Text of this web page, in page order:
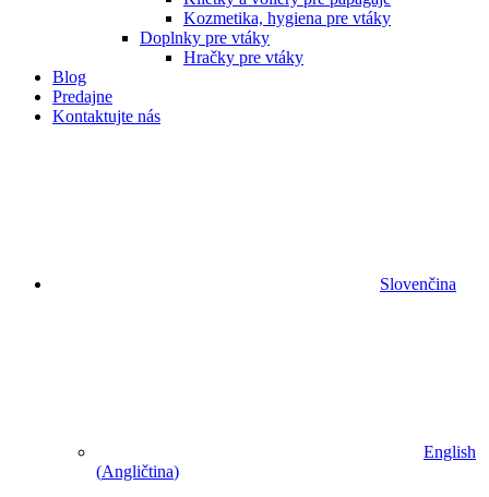
Kozmetika, hygiena pre vtáky
Doplnky pre vtáky
Hračky pre vtáky
Blog
Predajne
Kontaktujte nás
Slovenčina
English
(Angličtina)